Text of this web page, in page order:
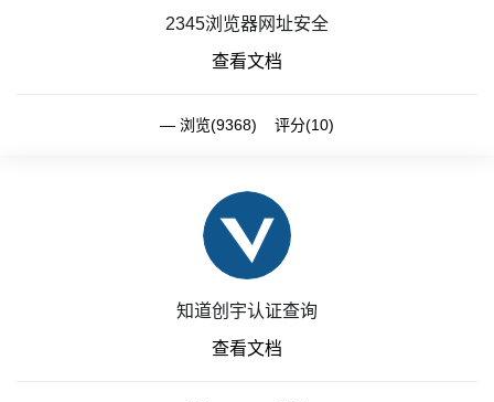
2345浏览器网址安全
查看文档
浏览(9368) 评分(10)
知道创宇认证查询
查看文档